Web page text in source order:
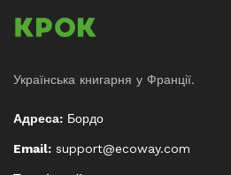
Українська книгарня у Франції.
Адреса: Бордо
Email: support@ecoway.com